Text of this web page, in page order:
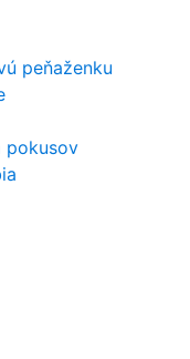
peňaženku
pokusov